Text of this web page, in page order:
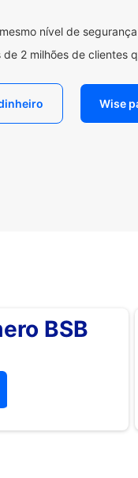
nível de
2 milhões de clientes
Wise
BSB